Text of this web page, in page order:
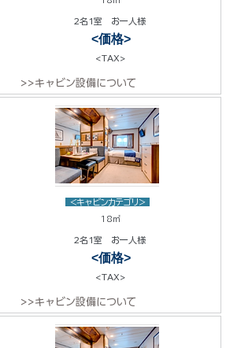
2名1室 お一人様
<価格>
<TAX>
>>キャビン設備について
<キャビンカテゴリ>
18㎡
2名1室 お一人様
<価格>
<TAX>
>>キャビン設備について